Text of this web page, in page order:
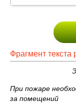
Фрагмент текста
Эвакуация
При пожаре
за помещений